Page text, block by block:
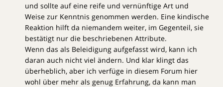
und sollte auf eine reife und vernünftige Art und
Weise zur Kenntnis genommen werden. Eine kindische
Reaktion hilft da niemandem weiter, im Gegenteil, sie
bestätigt nur die beschriebenen Attribute.
Wenn das als Beleidigung aufgefasst wird, kann ich
daran auch nicht viel ändern. Und klar klingt das
überheblich, aber ich verfüge in diesem Forum hier
wohl über mehr als genug Erfahrung, da kann man